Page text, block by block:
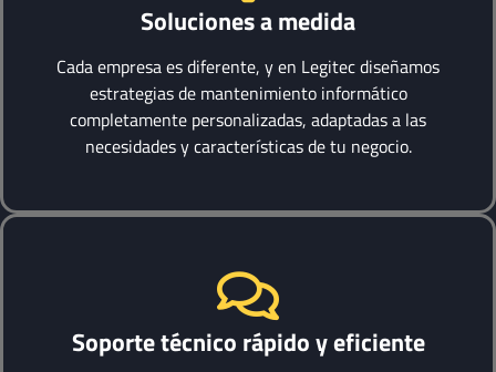
Soluciones a medida
Cada empresa es diferente, y en Legitec diseñamos
estrategias de mantenimiento informático
completamente personalizadas, adaptadas a las
necesidades y características de tu negocio.
Soporte técnico rápido y eficiente